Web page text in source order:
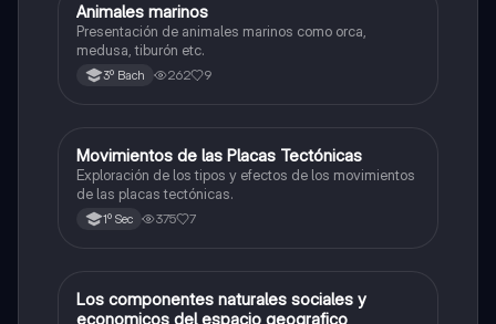
Biología
Animales marinos
Presentación de animales marinos como orca,
medusa, tiburón etc.
3º Bach 262 9
Geografía
Movimientos de las Placas Tectónicas
Exploración de los tipos y efectos de los movimientos
de las placas tectónicas.
1º Sec 375 7
Geografía
Los componentes naturales sociales y
economicos del espacio geografico